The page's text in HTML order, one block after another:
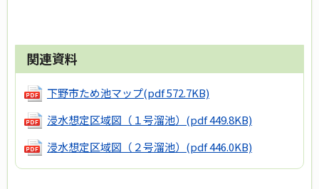
関連資料
下野市ため池マップ(pdf 572.7KB)
浸水想定区域図（１号溜池） (pdf 449.8KB)
浸水想定区域図（２号溜池） (pdf 446.0KB)